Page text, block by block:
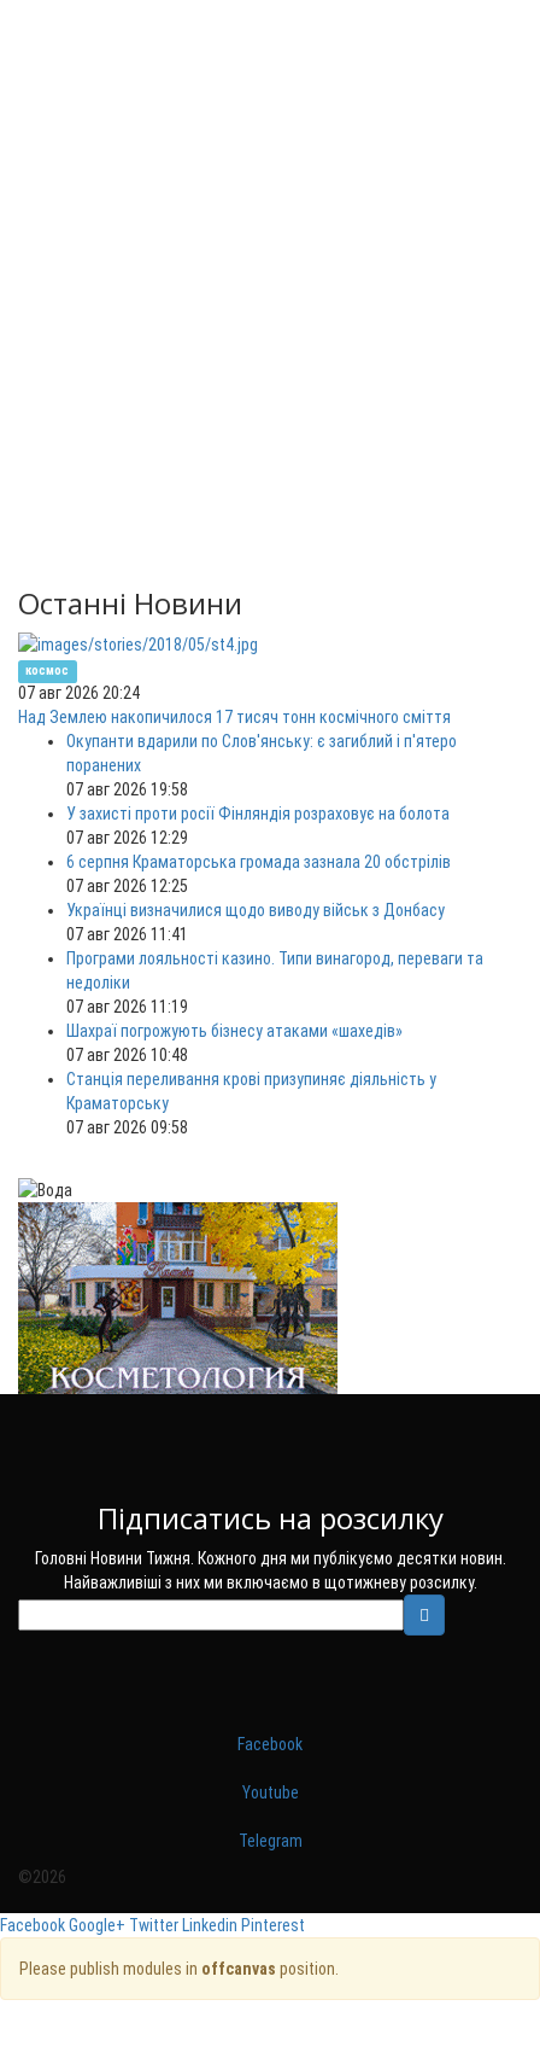
Останні Новини
космос
07 авг 2026 20:24
Над Землею накопичилося 17 тисяч тонн космічного сміття
Окупанти вдарили по Слов'янську: є загиблий і п'ятеро
поранених
07 авг 2026 19:58
У захисті проти росії Фінляндія розраховує на болота
07 авг 2026 12:29
6 серпня Краматорська громада зазнала 20 обстрілів
07 авг 2026 12:25
Українці визначилися щодо виводу військ з Донбасу
07 авг 2026 11:41
Програми лояльності казино. Типи винагород, переваги та
недоліки
07 авг 2026 11:19
Шахраї погрожують бізнесу атаками «шахедів»
07 авг 2026 10:48
Станція переливання крові призупиняє діяльність у
Краматорську
07 авг 2026 09:58
Підписатись на розсилку
Головні Новини Тижня. Кожного дня ми публікуємо десятки новин.
Найважливіші з них ми включаємо в щотижневу розсилку.
Facebook
Youtube
Telegram
©2026
FacebookGoogle+ Twitter Linkedin Pinterest
Please publish modules in offcanvas position.